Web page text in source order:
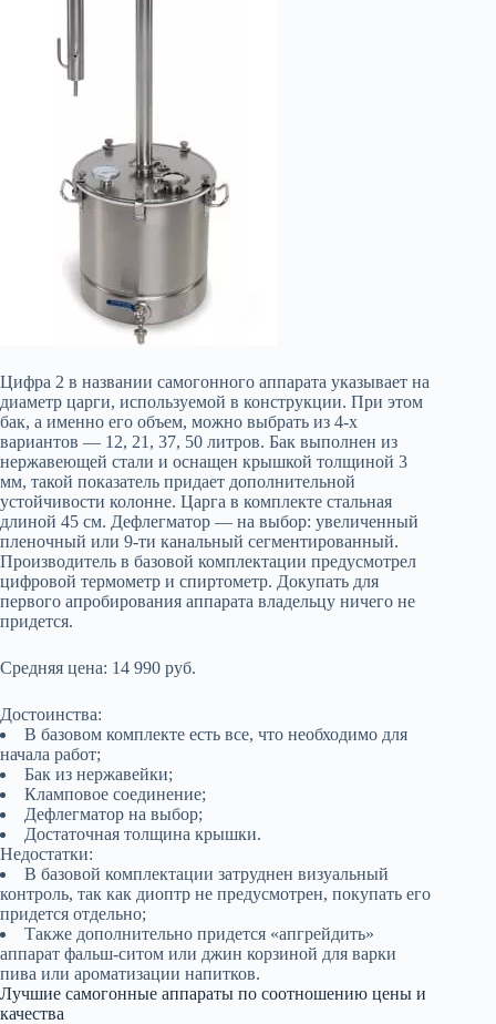
Цифра 2 в названии самогонного аппарата указывает на
диаметр царги, используемой в конструкции. При этом
бак, а именно его объем, можно выбрать из 4-х
вариантов — 12, 21, 37, 50 литров. Бак выполнен из
нержавеющей стали и оснащен крышкой толщиной 3
мм, такой показатель придает дополнительной
устойчивости колонне. Царга в комплекте стальная
длиной 45 см. Дефлегматор — на выбор: увеличенный
пленочный или 9-ти канальный сегментированный.
Производитель в базовой комплектации предусмотрел
цифровой термометр и спиртометр. Докупать для
первого апробирования аппарата владельцу ничего не
придется.
Средняя цена: 14 990 руб.
Достоинства:
В базовом комплекте есть все, что необходимо для
начала работ;
Бак из нержавейки;
Кламповое соединение;
Дефлегматор на выбор;
Достаточная толщина крышки.
Недостатки:
В базовой комплектации затруднен визуальный
контроль, так как диоптр не предусмотрен, покупать его
придется отдельно;
Также дополнительно придется «апгрейдить»
аппарат фальш-ситом или джин корзиной для варки
пива или ароматизации напитков.
Лучшие самогонные аппараты по соотношению цены и
качества